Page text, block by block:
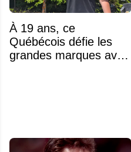
À 19 ans, ce
Québécois défie les
grandes marques avec